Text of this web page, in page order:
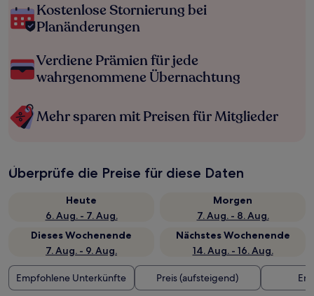
Kostenlose Stornierung bei
Planänderungen
Verdiene Prämien für jede
wahrgenommene Übernachtung
Mehr sparen mit Preisen für Mitglieder
Überprüfe die Preise für diese Daten
Heute
6. Aug. - 7. Aug.
Morgen
7. Aug. - 8. Aug.
Dieses Wochenende
7. Aug. - 9. Aug.
Nächstes Wochenende
14. Aug. - 16. Aug.
Empfohlene Unterkünfte Preis (aufsteigend)